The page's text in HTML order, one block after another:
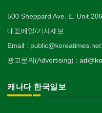
500 Sheppard Ave. E. Unit
대표메일/기사제보
Email : public@koreatimes.net
광고문의(Advertising) :
캐나다 한국일보